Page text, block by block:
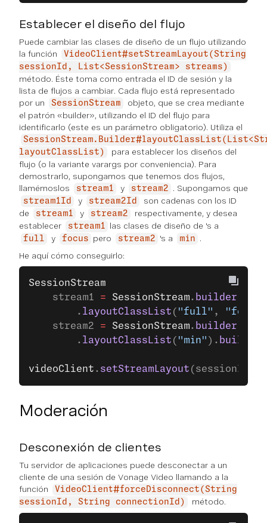
Establecer el diseño del flujo
Puede cambiar las clases de diseño de un flujo utilizando
la función
VideoClient#setStreamLayout(String
sessionId, List<SessionStream> streams)
método. Éste toma como entrada el ID de sesión y la
lista de flujos a cambiar. Cada flujo está representado
por un
SessionStream
objeto, que se crea mediante
el patrón «builder», utilizando el ID del flujo para
identificarlo (este es un parámetro obligatorio). Utiliza el
layoutClassList)
para establecer los diseños del
flujo (o la variante varargs por conveniencia). Para
demostrarlo, supongamos que tenemos dos flujos,
llamémoslos
stream1 y stream2 . Supongamos que
stream1Id y stream2Id
son cadenas con los ID
de
stream1 y stream2
respectivamente, y desea
establecer
stream1 las clases de diseño de 's a
full y focus pero stream2 's a min
.
He aquí cómo conseguirlo:
SessionStream
    stream1
= SessionStream. builder
        .
layoutClassList ( "full" ,
"focus"
    stream2
= SessionStream. builder
        .
layoutClassList ( "min" ). build
videoClient . setStreamLayout (sessionId,
Moderación
Desconexión de clientes
Tu servidor de aplicaciones puede desconectar a un
cliente de una sesión de Vonage Video llamando a la
función
VideoClient#forceDisconnect(String
sessionId, String connectionId)
método.